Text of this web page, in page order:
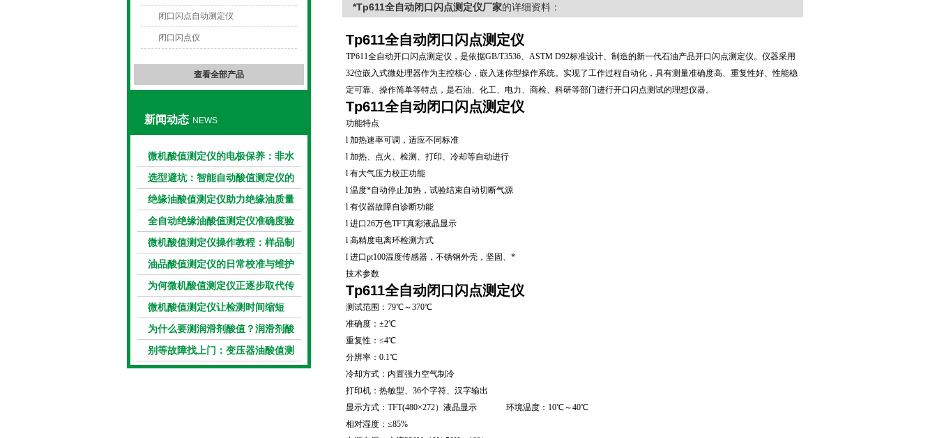
闭口闪点自动测定仪
闭口闪点仪
查看全部产品
新闻动态 NEWS
微机酸值测定仪的电极保养：非水
电极的清洗与活化方法
选型避坑：智能自动酸值测定仪的
加热功率与萃取时间关系
绝缘油酸值测定仪助力绝缘油质量
把控，降低设备故障
全自动绝缘油酸值测定仪准确度验
证：标准物质标定步骤
微机酸值测定仪操作教程：样品制
备、参数设置与结果解读
油品酸值测定仪的日常校准与维护
流程
为何微机酸值测定仪正逐步取代传
统手动滴定法？
微机酸值测定仪让检测时间缩短
50%
为什么要测润滑剂酸值？润滑剂酸
值测定法告诉你答案
别等故障找上门：变压器油酸值测
试仪的预警功能
*Tp611全自动闭口闪点测定仪厂家的详细资料：
Tp611全自动闭口闪点测定仪
TP611全自动开口闪点测定仪，是依据GB/T3536、ASTM D92标准设计、制造的新一代石油产品开口闪点测定仪。仪器采用
32位嵌入式微处理器作为主控核心，嵌入迷你型操作系统。实现了工作过程自动化，具有测量准确度高、重复性好、性能稳
定可靠、操作简单等特点，是石油、化工、电力、商检、科研等部门进行开口闪点测试的理想仪器。
Tp611全自动闭口闪点测定仪
功能特点
l 加热速率可调，适应不同标准
l 加热、点火、检测、打印、冷却等自动进行
l 有大气压力校正功能
l 温度*自动停止加热，试验结束自动切断气源
l 有仪器故障自诊断功能
l 进口26万色TFT真彩液晶显示
l 高精度电离环检测方式
l 进口pt100温度传感器，不锈钢外壳，坚固、*
技术参数
Tp611全自动闭口闪点测定仪
测试范围：79℃～370℃
准确度：±2℃
重复性：≤4℃
分辨率：0.1℃
冷却方式：内置强力空气制冷
打印机：热敏型、36个字符、汉字输出
显示方式：TFT(480×272）液晶显示 环境温度：10℃～40℃
相对湿度：≤85%